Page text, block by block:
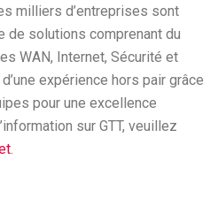
milliers d’entreprises sont
solutions comprenant du
WAN, Internet, Sécurité et
expérience hors pair grâce
pour une excellence
sur GTT, veuillez
.